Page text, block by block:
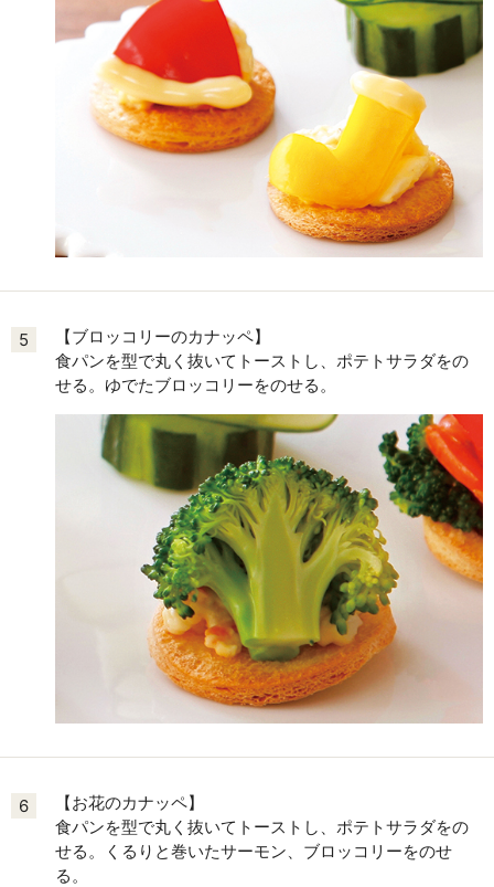
5
【ブロッコリーのカナッペ】
食パンを型で丸く抜いてトーストし、ポテトサラダをの
せる。ゆでたブロッコリーをのせる。
6
【お花のカナッペ】
食パンを型で丸く抜いてトーストし、ポテトサラダをの
せる。くるりと巻いたサーモン、ブロッコリーをのせ
る。